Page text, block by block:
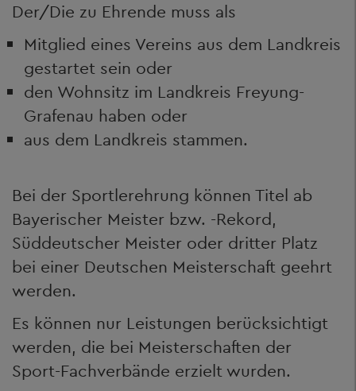
Der/Die zu Ehrende muss als
Mitglied eines Vereins aus dem Landkreis
gestartet sein oder
den Wohnsitz im Landkreis Freyung-
Grafenau haben oder
aus dem Landkreis stammen.
Bei der Sportlerehrung können Titel ab
Bayerischer Meister bzw. -Rekord,
Süddeutscher Meister oder dritter Platz
bei einer Deutschen Meisterschaft geehrt
werden.
Es können nur Leistungen berücksichtigt
werden, die bei Meisterschaften der
Sport-Fachverbände erzielt wurden.